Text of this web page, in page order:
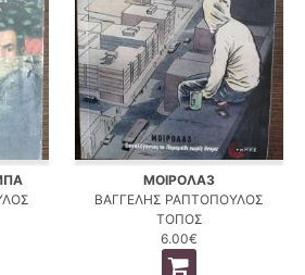
ΜΟΙΡΟΛΑ3
ΒΑΓΓΕΛΗΣ ΡΑΠΤΟΠΟΥΛΟΣ
ΤΟΠΟΣ
6.00€